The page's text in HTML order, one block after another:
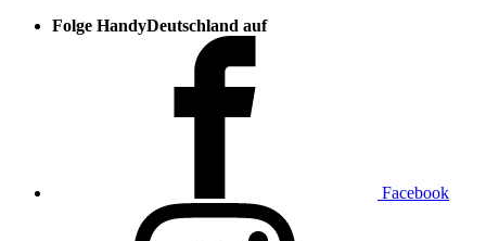
Folge HandyDeutschland auf
Facebook